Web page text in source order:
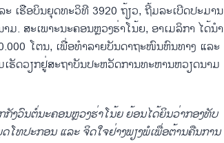
ເຮືອບິນ​ຍຸດ​ທະ​ວິທີ 3920 ຖ້ຽວ, ຖີ້ມລະ​ເບີດ​​ປະມານ​
. ສະ​ເພາະ​ນະຄອນຫຼວງ​ຮ່າ​ໂນ້ຍ, ອາ​ເມ​ລິ​ກາ​ ໄດ້​ນຳ​
ໂຕນ, ​ເພື່ອທຳລາຍ​ບັນດາ​​ຖະໜົນຫົນທາງ ​ແລະ
ຮັດ​ວຽກ​ຢູ່ສະ​ຖາ​ບັນ​ປະຫວັດ​ການ​ທະຫານ​ຫວຽ​ດນາມ
ງວົນ​ຕໍ່​ນະຄອນຫຼວງ​ຮ່າ​ໂນ້ຍ ຍ້ອນ​ໄດ້​ຍິນ​ວ່າ​ກອງທັບ​
ທ​ປະກອນ ​ແລະ ຈິດ​ໃຈຢ່າງ​ພຽງພໍ​ເພື່ອ​ຕ້ານ​ຄືນການ​